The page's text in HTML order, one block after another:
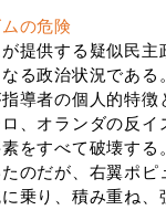
の危険
提供する疑似民主
る政治状況であ
導者の個人的特
、オランダの反
をすべて破壊する。
のだが、右翼ポ
乗り、積み重ね